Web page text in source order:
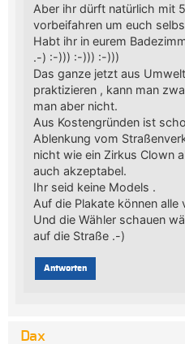
Aber ihr dürft natürlich mit
vorbeifahren um euch
Habt ihr in eurem
.-) :-))) :-))) :-)))
Das ganze jetzt aus
praktizieren , kann man
man aber nicht.
Aus Kostengründen ist
Ablenkung vom
nicht wie ein Zirkus Clown
auch akzeptabel.
Ihr seid keine Models .
Auf die Plakate können alle
Und die Wähler schauen
auf die Straße .-)
Antworten
Dax